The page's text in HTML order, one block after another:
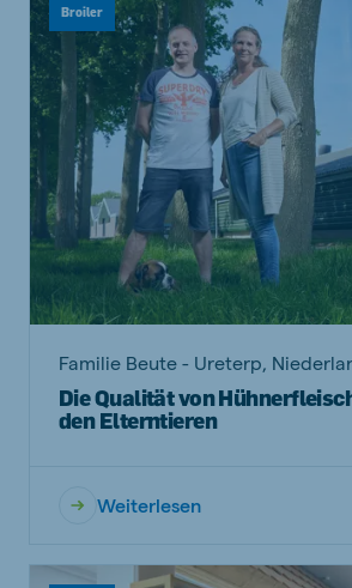
Broiler
Familie Beute - Ureterp,
Die Qualität von
den Elterntieren
Weiterlesen